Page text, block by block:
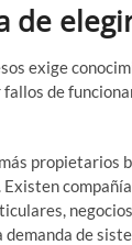
de
exige
de
propietarios
Existen
demanda de